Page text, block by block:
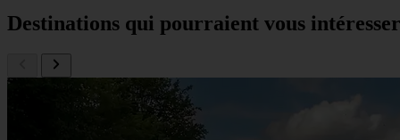
Destinations qui pourraient vous intéresser